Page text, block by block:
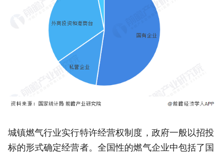
城镇燃气行业实行特许经营权制度，政府一般以招投
标的形式确定经营者。全国性的燃气企业中包括了国